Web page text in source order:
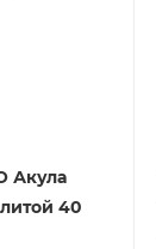
Акула
40